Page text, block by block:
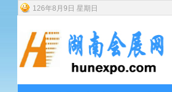
126年8 月 9 日 星期日